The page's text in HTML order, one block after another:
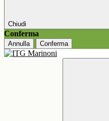
Chiudi
Conferma
Annulla Conferma